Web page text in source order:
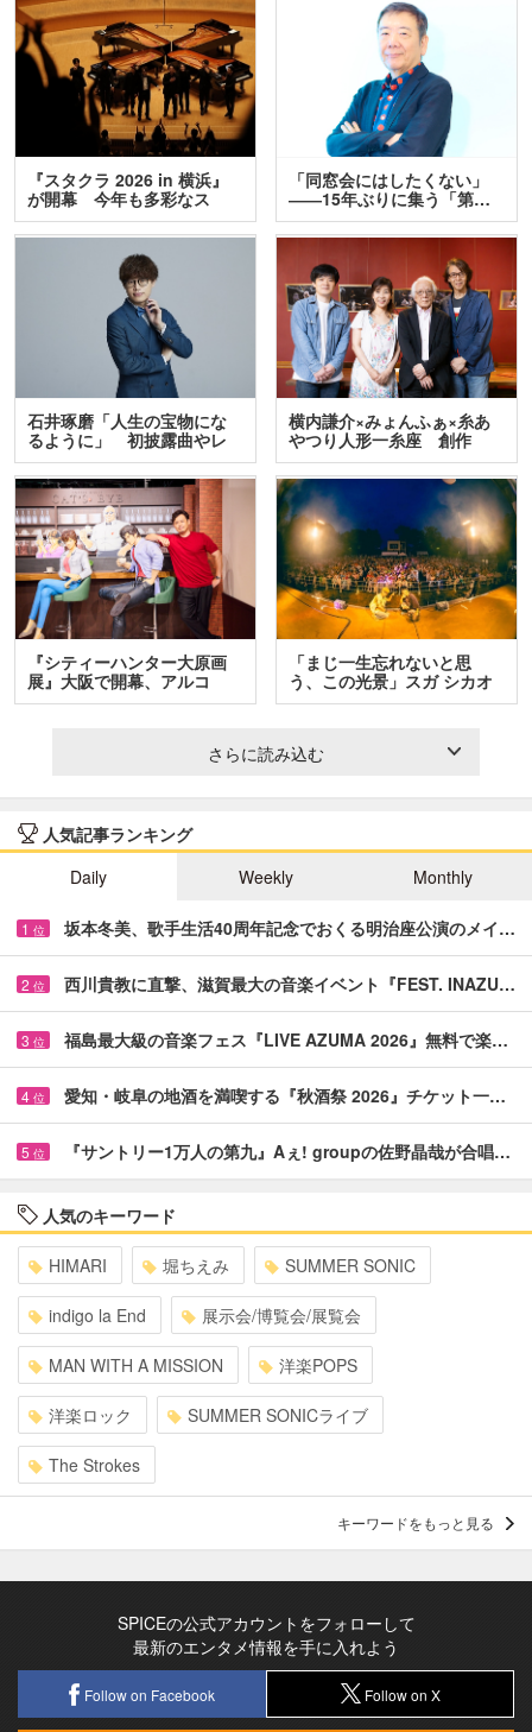
『スタクラ 2026 in 横浜』
が開幕 今年も多彩なス
テ…
「同窓会にはしたくない」
――15年ぶりに集う「第…
石井琢磨「人生の宝物にな
るように」 初披露曲やレ
ア…
横内謙介×みょんふぁ×糸あ
やつり人形一糸座 創作
人…
『シティーハンター大原画
展』大阪で開幕、アルコ
＆…
「まじ一生忘れないと思
う、この光景」スガ シカオ
と…
さらに読み込む
人気記事ランキング
Daily
Weekly Monthly
1 位 坂本冬美、歌手生活40周年記念でおくる明治座公演のメイ…
2 位 西川貴教に直撃、滋賀最大の音楽イベント『FEST. INAZU…
3 位 福島最大級の音楽フェス『LIVE AZUMA 2026』無料で楽…
4 位 愛知・岐阜の地酒を満喫する『秋酒祭 2026』チケット一…
5 位 『サントリー1万人の第九』Aぇ! groupの佐野晶哉が合唱…
人気のキーワード
HIMARI 堀ちえみ SUMMER SONIC
indigo la End 展示会/博覧会/展覧会
MAN WITH A MISSION 洋楽POPS
洋楽ロック SUMMER SONICライブ
The Strokes
キーワードをもっと見る
SPICEの公式アカウントをフォローして
最新のエンタメ情報を手に入れよう
Follow on Facebook Follow on X